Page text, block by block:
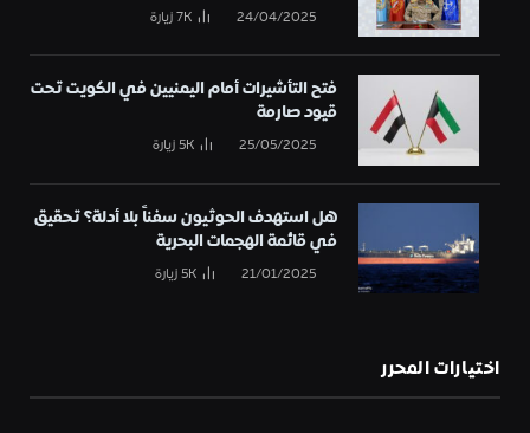
24/04/2025
7Kزيارة
فتح التأشيرات أمام اليمنيين في الكويت تحت
قيود صارمة
25/05/2025
5Kزيارة
هل استهدف الحوثيون سفناً بلا أدلة؟ تحقيق
في قائمة الهجمات البحرية
21/01/2025
5Kزيارة
اختيارات المحرر